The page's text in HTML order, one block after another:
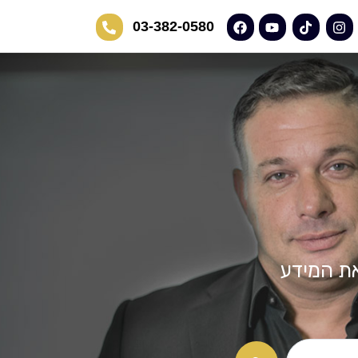
03-382-0580
המידע